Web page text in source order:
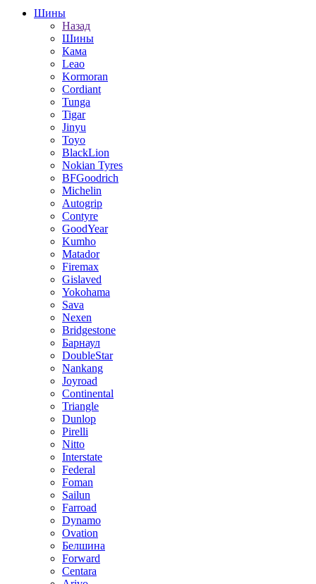
Шины
Назад
Шины
Кама
Leao
Kormoran
Cordiant
Tunga
Tigar
Jinyu
Toyo
BlackLion
Nokian Tyres
BFGoodrich
Michelin
Autogrip
Contyre
GoodYear
Kumho
Matador
Firemax
Gislaved
Yokohama
Sava
Nexen
Bridgestone
Барнаул
DoubleStar
Nankang
Joyroad
Continental
Triangle
Dunlop
Pirelli
Nitto
Interstate
Federal
Foman
Sailun
Farroad
Dynamo
Ovation
Белшина
Forward
Centara